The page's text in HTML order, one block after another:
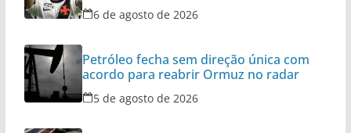
6 de agosto de 2026
Petróleo fecha sem direção única com
acordo para reabrir Ormuz no radar
5 de agosto de 2026